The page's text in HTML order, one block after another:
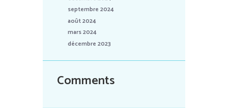
septembre 2024
août 2024
mars 2024
décembre 2023
Comments